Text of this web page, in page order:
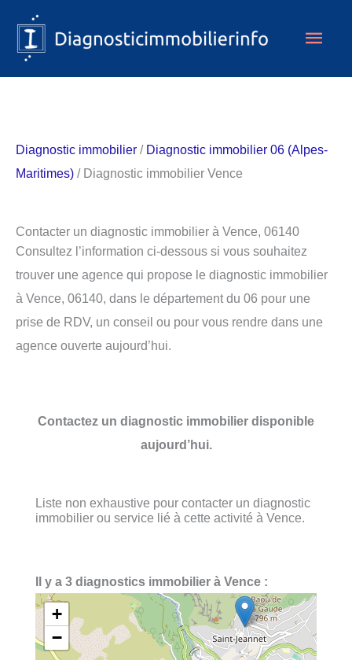
contenu
Diagnostic immobilier / Diagnostic immobilier 06 (Alpes-
Maritimes) / Diagnostic immobilier Vence
Contacter un diagnostic immobilier à Vence, 06140
Consultez l’information ci-dessous si vous souhaitez
trouver une agence qui propose le diagnostic immobilier
à Vence, 06140, dans le département du 06 pour une
prise de RDV, un conseil ou pour vous rendre dans une
agence ouverte aujourd’hui.
Contactez un diagnostic immobilier disponible
aujourd’hui.
Liste non exhaustive pour contacter un diagnostic
immobilier ou service lié à cette activité à Vence.
Il y a 3 diagnostics immobilier à Vence :
+
−